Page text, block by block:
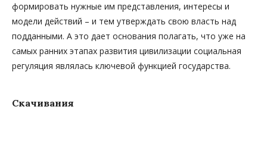
формировать нужные им представления, интересы и
модели действий – и тем утверждать свою власть над
подданными. А это дает основания полагать, что уже на
самых ранних этапах развития цивилизации социальная
регуляция являлась ключевой функцией государства.
Скачивания